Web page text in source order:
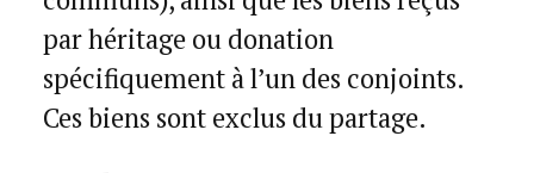
par héritage ou donation
spécifiquement à l’un des conjoints.
Ces biens sont exclus du partage.